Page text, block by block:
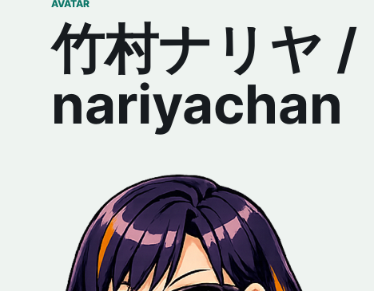
AVATAR
竹村ナリヤ /
nariyachan